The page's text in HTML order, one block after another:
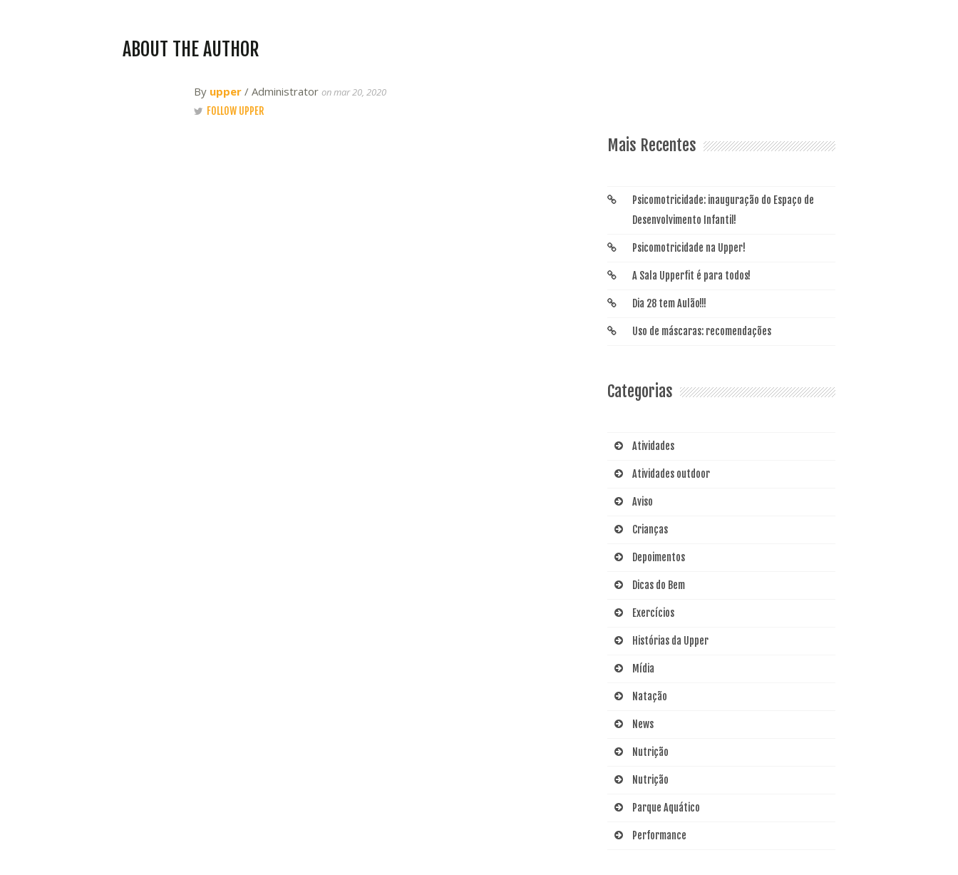
ABOUT THE AUTHOR
By upper / Administrator on mar 20, 2020
FOLLOW UPPER
Mais Recentes
Psicomotricidade: inauguração do Espaço de
Desenvolvimento Infantil!
Psicomotricidade na Upper!
A Sala Upperfit é para todos!
Dia 28 tem Aulão!!!
Uso de máscaras: recomendações
Categorias
Atividades
Atividades outdoor
Aviso
Crianças
Depoimentos
Dicas do Bem
Exercícios
Histórias da Upper
Mídia
Natação
News
Nutrição
Nutrição
Parque Aquático
Performance